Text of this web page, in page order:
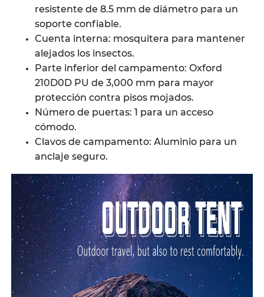
resistente de 8.5 mm de diámetro para un
soporte confiable.
Cuenta interna: mosquitera para mantener
alejados los insectos.
Parte inferior del campamento: Oxford
210D0D PU de 3,000 mm para mayor
protección contra pisos mojados.
Número de puertas: 1 para un acceso
cómodo.
Clavos de campamento: Aluminio para un
anclaje seguro.